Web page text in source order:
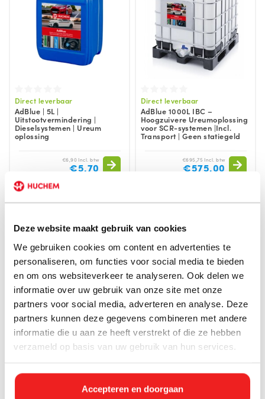
Deze website maakt gebruik van cookies
We gebruiken cookies om content en advertenties te
personaliseren, om functies voor social media te bieden
en om ons websiteverkeer te analyseren. Ook delen we
informatie over uw gebruik van onze site met onze
partners voor social media, adverteren en analyse. Deze
partners kunnen deze gegevens combineren met andere
informatie die u aan ze heeft verstrekt of die ze hebben
verzameld op basis van uw gebruik van hun services.
Accepteren en doorgaan
Direct leverbaar
AdBlue | 5L |
Uitstootvermindering |
Dieselsystemen | Ureum
oplossing
€6,90 Incl. btw
€5,70
Direct leverbaar
AdBlue 1000L IBC –
Hoogzuivere Ureumoplossing
voor SCR-systemen |Incl.
Transport | Geen statiegeld
€695,75 Incl. btw
€575,00
Direct leverbaar
AdBlue | BASF | 1000L |
Uitstootvermindering |
€610,00
Direct leverbaar
OptiSpray™ | 1000L | AdBlue |
Ureumoplossing
€675,00